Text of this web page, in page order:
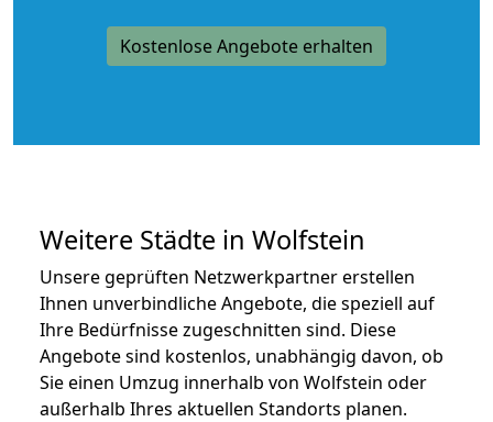
Kostenlose Angebote erhalten
Weitere Städte in Wolfstein
Unsere geprüften Netzwerkpartner erstellen
Ihnen unverbindliche Angebote, die speziell auf
Ihre Bedürfnisse zugeschnitten sind. Diese
Angebote sind kostenlos, unabhängig davon, ob
Sie einen Umzug innerhalb von Wolfstein oder
außerhalb Ihres aktuellen Standorts planen.